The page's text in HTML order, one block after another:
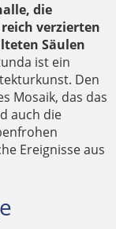
die
verzierten
Säulen
ist ein
Den
Mosaik, das das
auch die
Ereignisse aus